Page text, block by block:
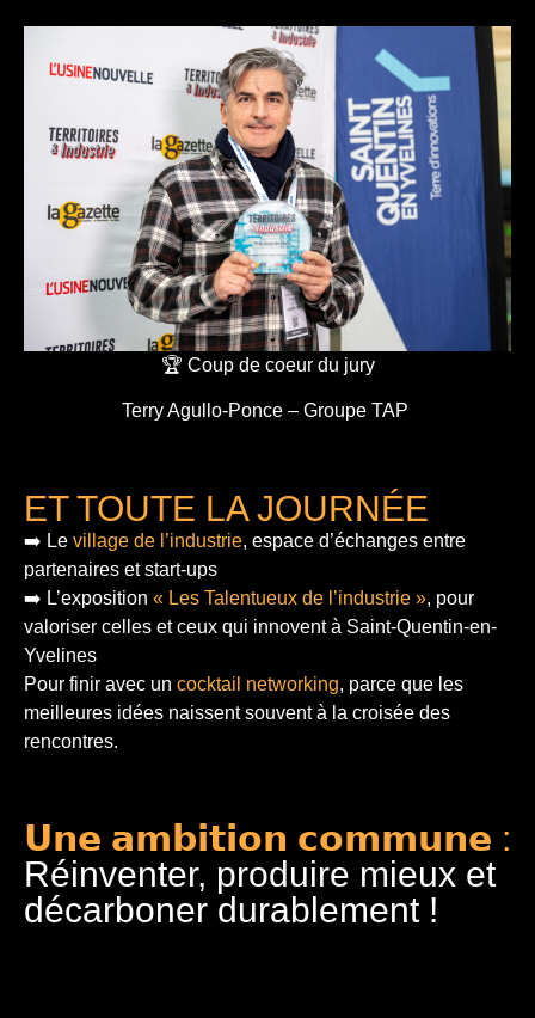
🏆 Coup de coeur du jury
Terry Agullo-Ponce – Groupe TAP
ET TOUTE LA JOURNÉE
➡️ Le village de l’industrie, espace d’échanges entre
partenaires et start-ups
➡️ L’exposition « Les Talentueux de l’industrie », pour
valoriser celles et ceux qui innovent à Saint-Quentin-en-
Yvelines
Pour finir avec un cocktail networking, parce que les
meilleures idées naissent souvent à la croisée des
rencontres.
𝗨𝗻𝗲 𝗮𝗺𝗯𝗶𝘁𝗶𝗼𝗻 𝗰𝗼𝗺𝗺𝘂𝗻𝗲 :
Réinventer, produire mieux et
décarboner durablement !